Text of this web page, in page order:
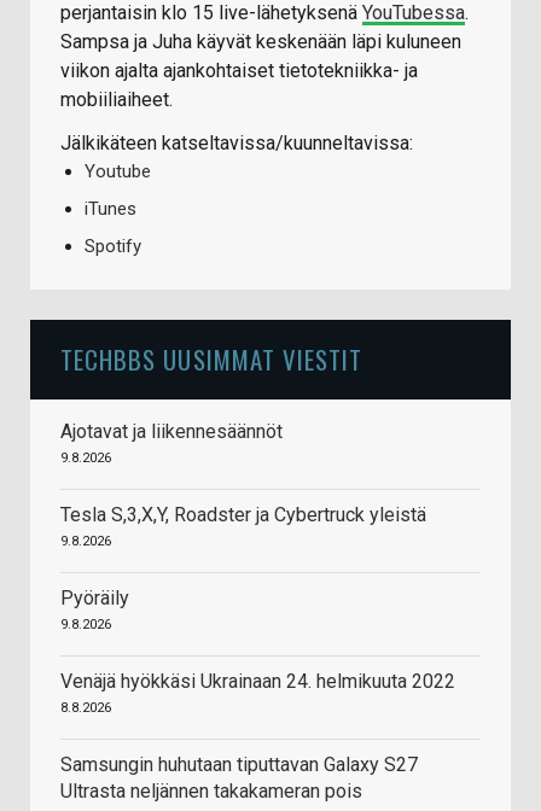
perjantaisin klo 15 live-lähetyksenä YouTubessa.
Sampsa ja Juha käyvät keskenään läpi kuluneen
viikon ajalta ajankohtaiset tietotekniikka- ja
mobiiliaiheet.
Jälkikäteen katseltavissa/kuunneltavissa:
Youtube
iTunes
Spotify
TECHBBS UUSIMMAT VIESTIT
Ajotavat ja liikennesäännöt
9.8.2026
Tesla S,3,X,Y, Roadster ja Cybertruck yleistä
9.8.2026
Pyöräily
9.8.2026
Venäjä hyökkäsi Ukrainaan 24. helmikuuta 2022
8.8.2026
Samsungin huhutaan tiputtavan Galaxy S27
Ultrasta neljännen takakameran pois